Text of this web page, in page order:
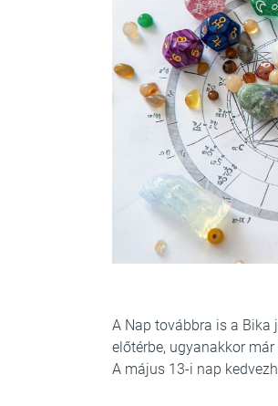
A Nap továbbra is a Bika
előtérbe, ugyanakkor
A május 13-i nap